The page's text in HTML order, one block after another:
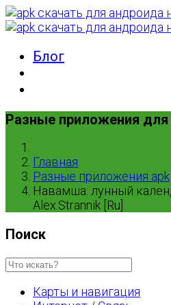
Блог
Разные приложения
Главная
Разные приложения apk
Навамша: лунный
Alex.Strannik [Ru]
Поиск
Карты и навигация